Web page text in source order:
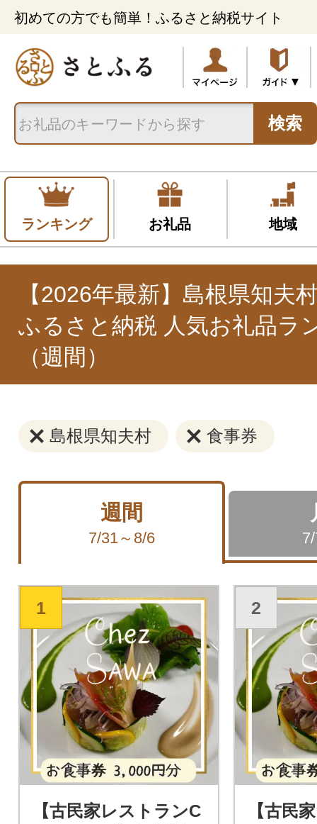
初めての方でも簡単！ふるさと納税サイト
検索
ランキング お礼品 地域
【2026年最新】島根県知夫
ふるさと納税 人気お礼品ラ
（週間）
島根県知夫村 食事券
週間
7/31～8/6
1
【古民家レストランC
2
【古民